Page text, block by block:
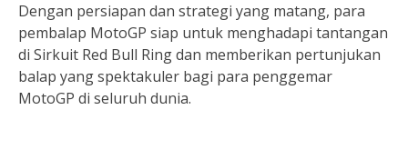
Dengan persiapan dan strategi yang matang, para
pembalap MotoGP siap untuk menghadapi tantangan
di Sirkuit Red Bull Ring dan memberikan pertunjukan
balap yang spektakuler bagi para penggemar
MotoGP di seluruh dunia.